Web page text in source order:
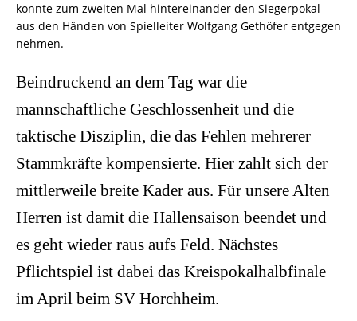
konnte zum zweiten Mal hintereinander den Siegerpokal
aus den Händen von Spielleiter Wolfgang Gethöfer entgegen
nehmen.
Beindruckend an dem Tag war die
mannschaftliche Geschlossenheit und die
taktische Disziplin, die das Fehlen mehrerer
Stammkräfte kompensierte. Hier zahlt sich der
mittlerweile breite Kader aus. Für unsere Alten
Herren ist damit die Hallensaison beendet und
es geht wieder raus aufs Feld. Nächstes
Pflichtspiel ist dabei das Kreispokalhalbfinale
im April beim SV Horchheim.